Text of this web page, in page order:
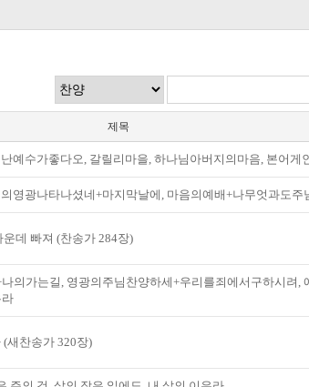
제목
예수가좋다오, 갈릴리마을, 하나님아버지의마음, 본어게
영광나타나셨네+마지막날에, 마음의예배+나무엇과도주
데 빠져 (찬송가 284장)
의가는길, 영광의주님찬양하세+우리를죄에서구하시려,
새찬송가 320장)